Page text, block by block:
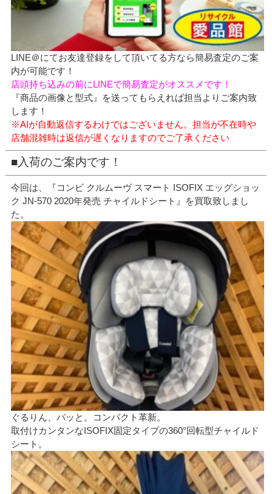
LINE＠にてお友達登録をして頂いてる方なら簡易査定のご案
内が可能です！
店頭持ち込みの前にLINEで簡易査定がオススメです！
『商品の画像と型式』を送ってもらえれば担当よりご案内致
します！
※AIが自動返信するわけではございません。担当が不在時や
店舗混雑時は返信が遅くなりますのでご了承ください
■入荷のご案内です！
今回は、『コンビ クルムーヴ スマート ISOFIX エッグショッ
ク JN-570 2020年発売 チャイルドシート』を買取致しまし
た。
ぐるりん、パッと。コンパクト革新。
取付けカンタンなISOFIX固定タイプの360°回転型チャイルド
シート。